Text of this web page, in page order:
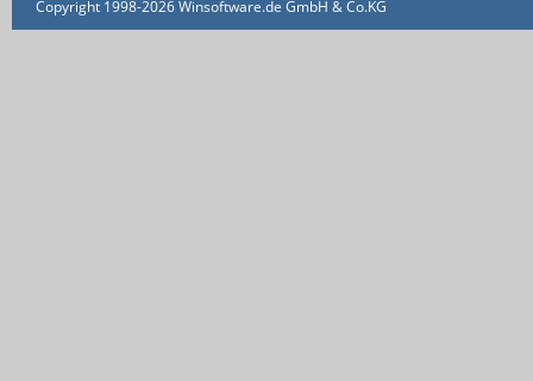
Copyright 1998-2026 Winsoftware.de GmbH & Co.KG